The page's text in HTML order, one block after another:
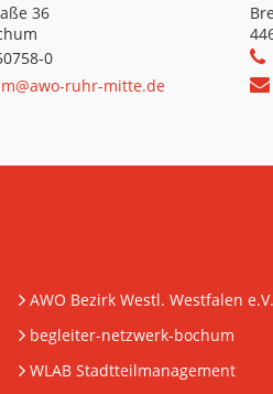
36
0
ruhr-mitte.de
AWO Bezirk Westl. Westfalen e.V.
begleiter-netzwerk-bochum
WLAB Stadtteilmanagement